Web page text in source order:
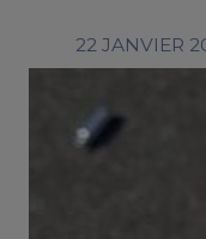
22 JANVIER